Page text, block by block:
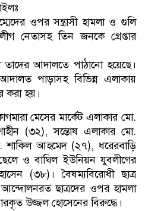
ওপর সন্ত্রাসী হামলা ও গুলি
নেতাসহ তিন জনকে গ্রেপ্তার
আদালতে পাঠানো হয়েছে।
পাড়াসহ বিভিন্ন এলাকায়
করা হয়।
মেসের মার্কেট এলাকার মো.
(৩২), সন্তোষ এলাকার মো.
আহমেদ (২৭), ধরেরবাড়ি
ও বাঘিল ইউনিয়ন যুবলীগের
(৩৮)। বৈষম্যবিরোধী ছাত্র
ছাত্রদের ওপর হামলা
উজ্জল হোসেনের বিরুদ্ধে।